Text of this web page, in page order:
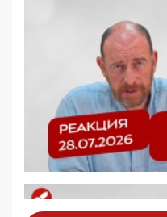
цифроглобалисты
повестку в образовании
09:43, 01 Июня 2026
5G за счет здоровья
отобрать у регионов
защищать жилые дома
05:58, 26 Мая 2026
Роскомнадзор
деструктивным и
07:39, 25 Мая 2026